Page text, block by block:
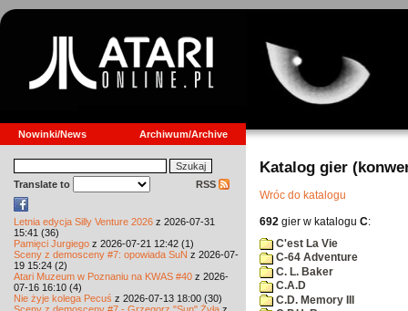
Nowinki/News Archiwum/Archive
Translate to RSS
Letnia edycja Silly Venture 2026 z 2026-07-31
15:41 (36)
Pamięci Jurgiego z 2026-07-21 12:42 (1)
Sceny z demosceny #7: opowiada SuN z 2026-07-
19 15:24 (2)
Atari Muzeum w Poznaniu na KWAS #40 z 2026-
07-16 16:10 (4)
Nie żyje kolega Pecuś z 2026-07-13 18:00 (30)
Katalog gier
Wróc do katalogu
692 gier w katalogu C:
C'est La Vie
C-64 Adventure
C. L. Baker
C.A.D
C.D. Memory III